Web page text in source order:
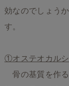
効なのでしょう
す。
①オステオカル
骨の基質を作る